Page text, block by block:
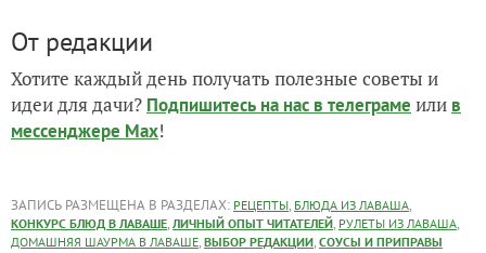
От редакции
Хотите каждый день получать полезные советы и
идеи для дачи? Подпишитесь на нас в телеграме или в
мессенджере Max!
ЗАПИСЬ РАЗМЕЩЕНА В РАЗДЕЛАХ: РЕЦЕПТЫ, БЛЮДА ИЗ ЛАВАША,
КОНКУРС БЛЮД В ЛАВАШЕ, ЛИЧНЫЙ ОПЫТ ЧИТАТЕЛЕЙ, РУЛЕТЫ ИЗ ЛАВАША,
ДОМАШНЯЯ ШАУРМА В ЛАВАШЕ, ВЫБОР РЕДАКЦИИ, СОУСЫ И ПРИПРАВЫ